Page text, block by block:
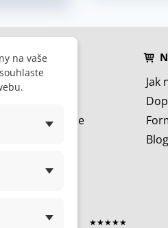
doporučujeme
Jak
Blog
★★★★★
na vaše